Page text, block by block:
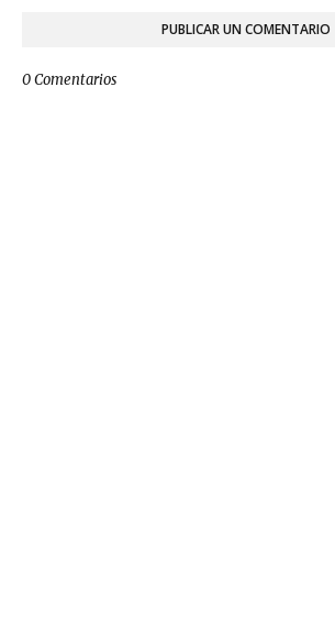
PUBLICAR UN COMENTARIO
0 Comentarios